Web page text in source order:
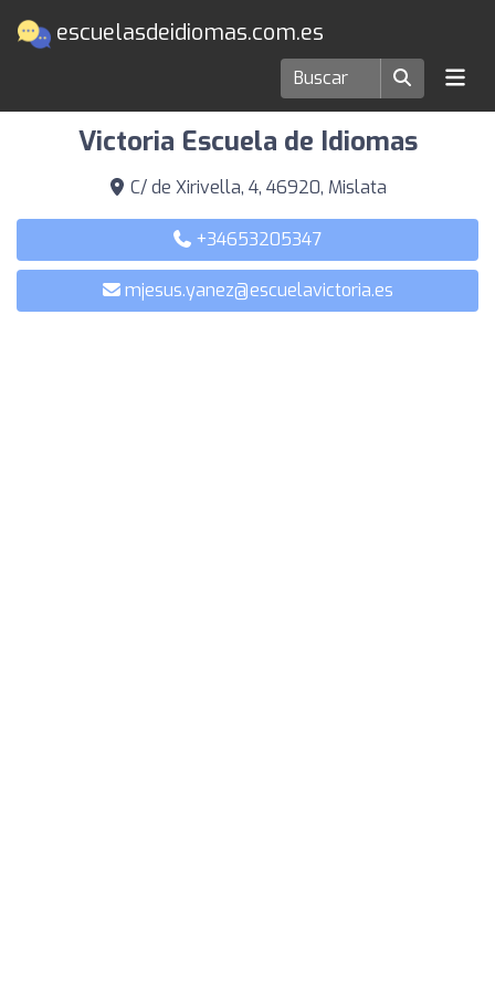
escuelasdeidiomas.com.es
Escuelas de idiomas en Mislata
Victoria Escuela de Idiomas
C/ de Xirivella, 4, 46920, Mislata
+34653205347
mjesus.yanez@escuelavictoria.es